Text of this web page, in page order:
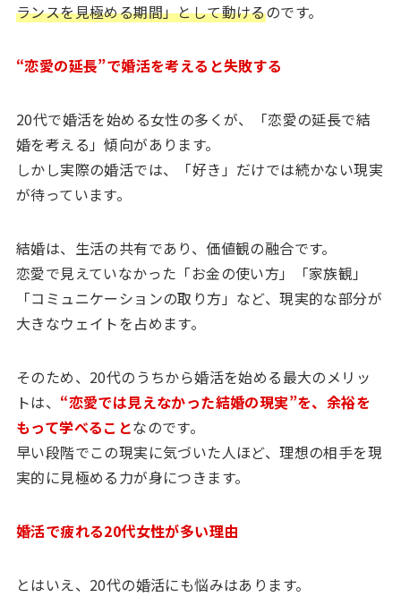
ランスを見極める期間」として動けるのです。
“恋愛の延長”で婚活を考えると失敗する
20代で婚活を始める女性の多くが、「恋愛の延長で結
婚を考える」傾向があります。
しかし実際の婚活では、「好き」だけでは続かない現実
が待っています。
結婚は、生活の共有であり、価値観の融合です。
恋愛で見えていなかった「お金の使い方」「家族観」
「コミュニケーションの取り方」など、現実的な部分が
大きなウェイトを占めます。
そのため、20代のうちから婚活を始める最大のメリッ
トは、 “恋愛では見えなかった結婚の現実”を、余裕を
もって学べることなのです。
早い段階でこの現実に気づいた人ほど、理想の相手を現
実的に見極める力が身につきます。
婚活で疲れる20代女性が多い理由
とはいえ、20代の婚活にも悩みはあります。